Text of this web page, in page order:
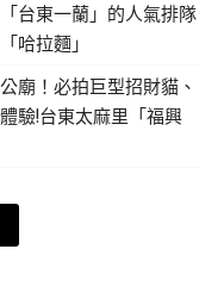
台東一蘭」的人氣排隊
哈拉麵」
廟！必拍巨型招財貓、
驗!台東太麻里「福興